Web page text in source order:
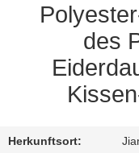
FÄLLE
des
Herkunftsort: